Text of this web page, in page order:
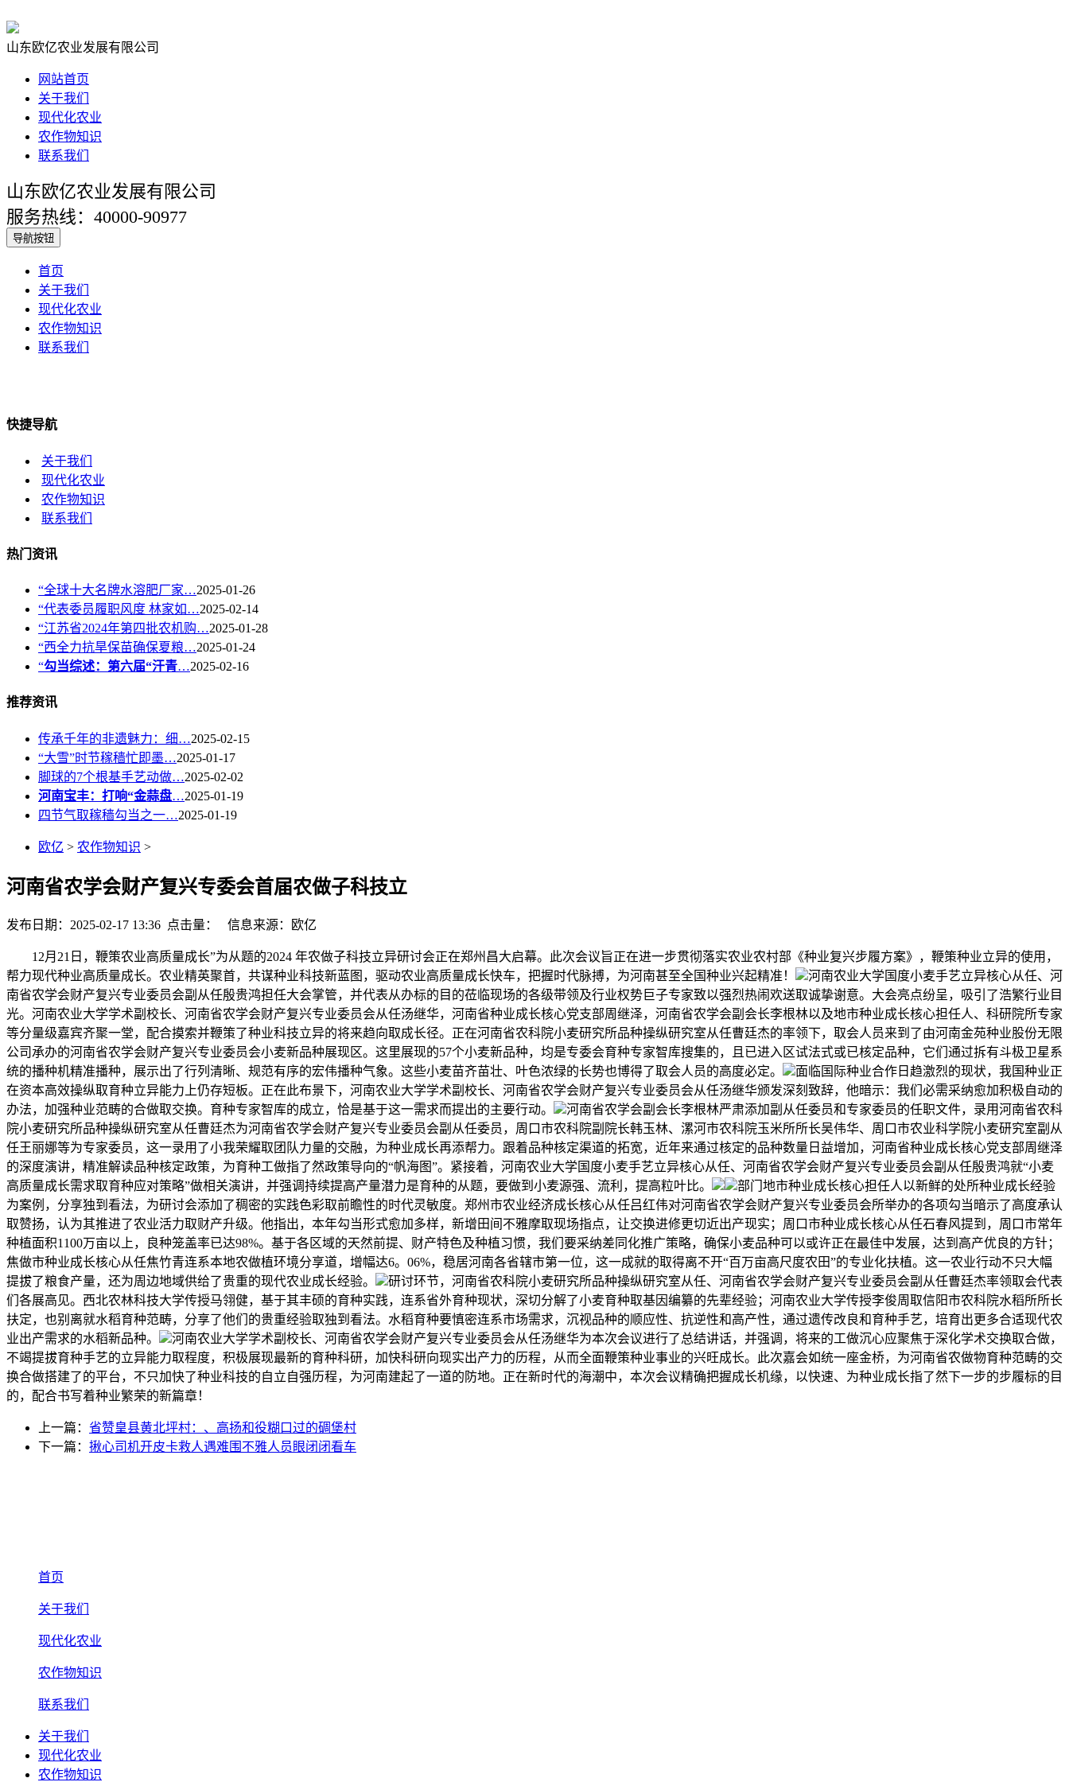
山东欧亿农业发展有限公司
网站首页
关于我们
现代化农业
农作物知识
联系我们
山东欧亿农业发展有限公司
服务热线：40000-90977
导航按钮
首页
关于我们
现代化农业
农作物知识
联系我们
快捷导航
关于我们
现代化农业
农作物知识
联系我们
热门资讯
“全球十大名牌水溶肥厂家…2025-01-26
“代表委员履职风度 林家如…2025-02-14
“江苏省2024年第四批农机购…2025-01-28
“西全力抗旱保苗确保夏粮…2025-01-24
“勾当综述：第六届“汗青…2025-02-16
推荐资讯
传承千年的非遗魅力：细…2025-02-15
“大雪”时节稼穑忙即墨…2025-01-17
脚球的7个根基手艺动做…2025-02-02
河南宝丰：打响“金蒜盘…2025-01-19
四节气取稼穑勾当之一…2025-01-19
欧亿 > 农作物知识 >
河南省农学会财产复兴专委会首届农做子科技立
发布日期：2025-02-17 13:36 点击量： 信息来源：欧亿
12月21日，鞭策农业高质量成长”为从题的2024 年农做子科技立异研讨会正在郑州昌大启幕。此次会议旨正在进一步贯彻落实农业农村部《种业复兴步履方案》，鞭策种业立异的使用，
帮力现代种业高质量成长。农业精英聚首，共谋种业科技新蓝图，驱动农业高质量成长快车，把握时代脉搏，为河南甚至全国种业兴起精准！
河南农业大学国度小麦手艺立异核心从任、河
南省农学会财产复兴专业委员会副从任殷贵鸿担任大会掌管，并代表从办标的目的莅临现场的各级带领及行业权势巨子专家致以强烈热闹欢送取诚挚谢意。大会亮点纷呈，吸引了浩繁行业目
光。河南农业大学学术副校长、河南省农学会财产复兴专业委员会从任汤继华，河南省种业成长核心党支部周继泽，河南省农学会副会长李根林以及地市种业成长核心担任人、科研院所专家
等分量级嘉宾齐聚一堂，配合摸索并鞭策了种业科技立异的将来趋向取成长径。正在河南省农科院小麦研究所品种操纵研究室从任曹廷杰的率领下，取会人员来到了由河南金苑种业股份无限
公司承办的河南省农学会财产复兴专业委员会小麦新品种展现区。这里展现的57个小麦新品种，均是专委会育种专家智库搜集的，且已进入区试法式或已核定品种，它们通过拆有斗极卫星系
统的播种机精准播种，展示出了行列清晰、规范有序的宏伟播种气象。这些小麦苗齐苗壮、叶色浓绿的长势也博得了取会人员的高度必定‌。
面临国际种业合作日趋激烈的现状，我国种业正
在资本高效操纵取育种立异能力上仍存短板。正在此布景下，河南农业大学学术副校长、河南省农学会财产复兴专业委员会从任汤继华颁发深刻致辞，他暗示：我们必需采纳愈加积极自动的
办法，加强种业范畴的合做取交换。育种专家智库的成立，恰是基于这一需求而提出的主要行动。
河南省农学会副会长李根林严肃添加副从任委员和专家委员的任职文件，录用河南省农科
院小麦研究所品种操纵研究室从任曹廷杰为河南省农学会财产复兴专业委员会副从任委员，周口市农科院副院长韩玉林、漯河市农科院玉米所所长吴伟华、周口市农业科学院小麦研究室副从
任王丽娜等为专家委员，这一录用了小我荣耀取团队力量的交融，为种业成长再添帮力。跟着品种核定渠道的拓宽，近年来通过核定的品种数量日益增加，河南省种业成长核心党支部周继泽
的深度演讲，精准解读品种核定政策，为育种工做指了然政策导向的“帆海图”。紧接着，河南农业大学国度小麦手艺立异核心从任、河南省农学会财产复兴专业委员会副从任殷贵鸿就“小麦
高质量成长需求取育种应对策略”做相关演讲，并强调持续提高产量潜力是育种的从题，要做到小麦源强、流利，提高粒叶比。
部门地市种业成长核心担任人以新鲜的处所种业成长经验
为案例，分享独到看法，为研讨会添加了稠密的实践色彩取前瞻性的时代灵敏度。郑州市农业经济成长核心从任吕红伟对河南省农学会财产复兴专业委员会所举办的各项勾当暗示了高度承认
取赞扬，认为其推进了农业活力取财产升级。他指出，本年勾当形式愈加多样，新增田间不雅摩取现场指点，让交换进修更切近出产现实；周口市种业成长核心从任石春风提到，周口市常年
种植面积1100万亩以上，良种笼盖率已达98%。基于各区域的天然前提、财产特色及种植习惯，我们要采纳差同化推广策略，确保小麦品种可以或许正在最佳中发展，达到高产优良的方针；
焦做市种业成长核心从任焦竹青连系本地农做植环境分享道，增幅达6。06%，稳居河南各省辖市第一位，这一成就的取得离不开“百万亩高尺度农田”的专业化扶植。这一农业行动不只大幅
提拔了粮食产量，还为周边地域供给了贵重的现代农业成长经验。
研讨环节，河南省农科院小麦研究所品种操纵研究室从任、河南省农学会财产复兴专业委员会副从任曹廷杰率领取会代表
们各展高见。‌西北农林科技大学传授马翎健，基于其丰硕的育种实践，连系省外育种现状，深切分解了小麦育种取基因编纂的先辈经验；河南农业大学传授李俊周取信阳市农科院水稻所所长
扶定，也别离就水稻育种范畴，分享了他们的贵重经验取独到看法‌。水稻育种要慎密连系市场需求，沉视品种的顺应性、抗逆性和高产性，通过遗传改良和育种手艺，培育出更多合适现代农
业出产需求的水稻新品种。
河南农业大学学术副校长、河南省农学会财产复兴专业委员会从任汤继华为本次会议进行了总结讲话，并强调，将来的工做沉心应聚焦于深化学术交换取合做，
不竭提拔育种手艺的立异能力取程度，积极展现最新的育种科研，加快科研向现实出产力的历程，从而全面鞭策种业事业的兴旺成长。此次嘉会如统一座金桥，为河南省农做物育种范畴的交
换合做搭建了的平台，不只加快了种业科技的自立自强历程，为河南建起了一道的防地。正在新时代的海潮中，本次会议精确把握成长机缘，以快速、为种业成长指了然下一步的步履标的目
的，配合书写着种业繁荣的新篇章！
上一篇： 省赞皇县黄北坪村：、高扬和役糊口过的碉堡村
下一篇： 揪心司机开皮卡救人遇难围不雅人员眼闭闭看车
首页
关于我们
现代化农业
农作物知识
联系我们
关于我们
现代化农业
农作物知识